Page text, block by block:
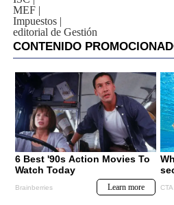
MEF |
Impuestos |
editorial de Gestión